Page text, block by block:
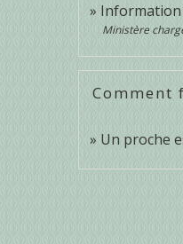
Information
Ministère
Comment
Un proche